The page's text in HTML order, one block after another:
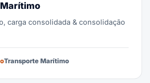
carga consolidada & consolidação
Transporte Marítimo